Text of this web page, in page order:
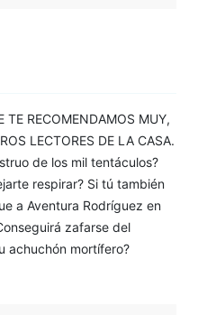
TE RECOMENDAMOS MUY,
LECTORES DE LA CASA.
de los mil tentáculos?
respirar? Si tú también
a Aventura Rodríguez en
zafarse del
achuchón mortífero?